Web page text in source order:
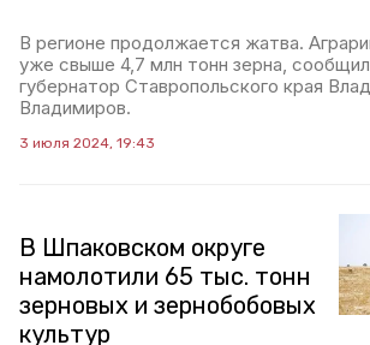
В регионе продолжается жатва.
уже свыше 4,7 млн тонн зерна,
губернатор Ставропольского края
Владимиров.
3 июля 2024, 19:43
В Шпаковском округе
намолотили 65 тыс. тонн
зерновых и зернобобовых
культур